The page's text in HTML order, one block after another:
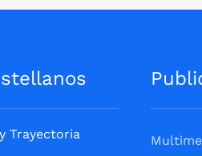
Trayectoria